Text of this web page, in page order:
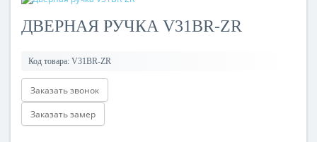
ДВЕРНАЯ РУЧКА V31BR-ZR
Код товара: V31BR-ZR
Заказать звонок
Заказать замер